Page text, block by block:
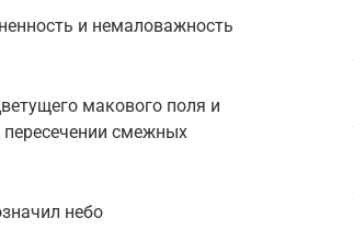
и немаловажность
макового поля и
смежных
небо